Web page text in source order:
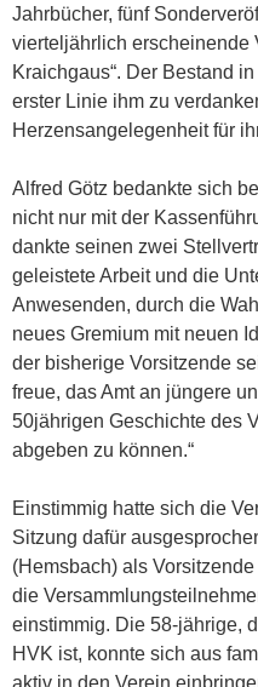
Jahrbücher, fünf
vierteljährlich erscheinende
Kraichgaus“. Der Bestand
erster Linie ihm zu
Herzensangelegenheit für
Alfred Götz bedankte sich
nicht nur mit der
dankte seinen zwei
geleistete Arbeit und die
Anwesenden, durch die
neues Gremium mit neuen
der bisherige Vorsitzende
freue, das Amt an jüngere
50jährigen Geschichte des
abgeben zu können.“
Einstimmig hatte sich die
Sitzung dafür
(Hemsbach) als
die
einstimmig. Die 58-jährige,
HVK ist, konnte sich aus
aktiv in den Verein